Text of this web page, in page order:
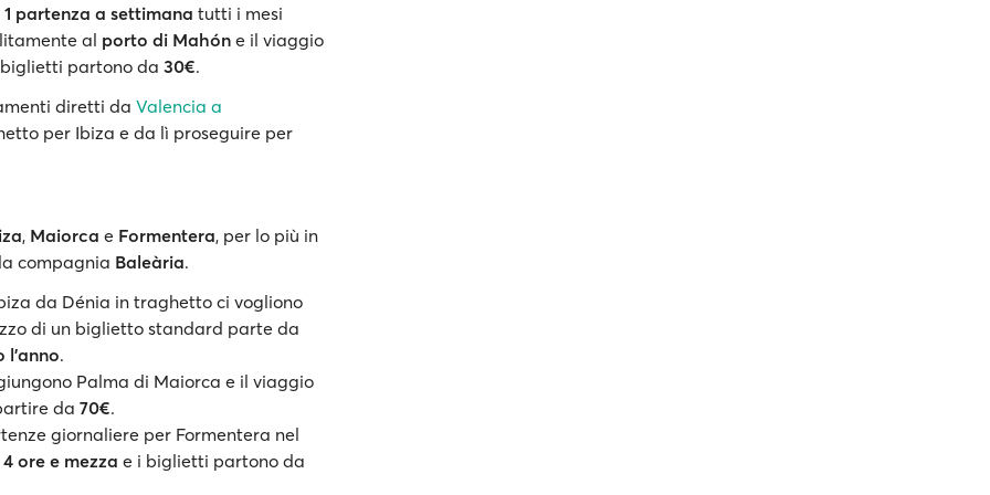
1 partenza a settimana tutti i mesi
al porto di Mahón e il viaggio
partono da 30€.
diretti da Valencia a
per Ibiza e da lì proseguire per
, Maiorca e Formentera, per lo più in
compagnia Baleària.
da Dénia in traghetto ci vogliono
di un biglietto standard parte da
l'anno.
Palma di Maiorca e il viaggio
da 70€.
giornaliere per Formentera nel
ore e mezza e i biglietti partono da